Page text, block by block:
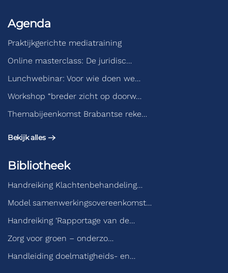
Agenda
Praktijkgerichte mediatraining
Online masterclass: De juridisc…
Lunchwebinar: Voor wie doen we…
Workshop “breder zicht op doorw…
Themabijeenkomst Brabantse reke…
Bekijk alles
Bibliotheek
Handreiking Klachtenbehandeling…
Model samenwerkingsovereenkomst…
Handreiking ‘Rapportage van de…
Zorg voor groen – onderzo…
Handleiding doelmatigheids- en…